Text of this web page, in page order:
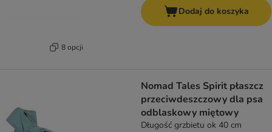
8 opcji
Dodaj do koszyka
Nomad Tales Spirit płaszcz
przeciwdeszczowy dla psa
odblaskowy miętowy
Długość grzbietu ok 40 cm